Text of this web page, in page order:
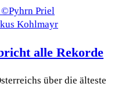
alle Rekorde
über die älteste